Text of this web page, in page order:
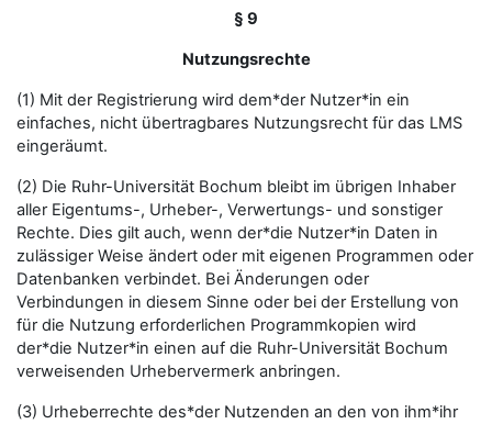
§ 9
Nutzungsrechte
(1) Mit der Registrierung wird dem*der Nutzer*in ein
einfaches, nicht übertragbares Nutzungsrecht für das LMS
eingeräumt.
(2) Die Ruhr-Universität Bochum bleibt im übrigen Inhaber
aller Eigentums-, Urheber-, Verwertungs- und sonstiger
Rechte. Dies gilt auch, wenn der*die Nutzer*in Daten in
zulässiger Weise ändert oder mit eigenen Programmen oder
Datenbanken verbindet. Bei Änderungen oder
Verbindungen in diesem Sinne oder bei der Erstellung von
für die Nutzung erforderlichen Programmkopien wird
der*die Nutzer*in einen auf die Ruhr-Universität Bochum
verweisenden Urhebervermerk anbringen.
(3) Urheberrechte des*der Nutzenden an den von ihm*ihr